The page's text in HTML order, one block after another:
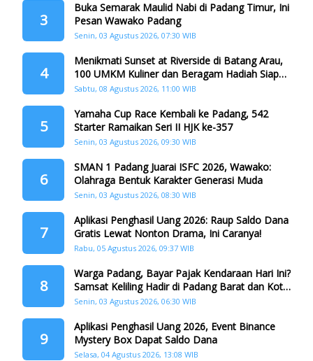
3
Buka Semarak Maulid Nabi di Padang Timur, Ini
Pesan Wawako Padang
Senin, 03 Agustus 2026, 07:30 WIB
4
Menikmati Sunset at Riverside di Batang Arau,
100 UMKM Kuliner dan Beragam Hadiah Siap
Memanjakan Warga di Momen HJK Padang
Sabtu, 08 Agustus 2026, 11:00 WIB
5
Yamaha Cup Race Kembali ke Padang, 542
Starter Ramaikan Seri II HJK ke-357
Senin, 03 Agustus 2026, 09:30 WIB
6
SMAN 1 Padang Juarai ISFC 2026, Wawako:
Olahraga Bentuk Karakter Generasi Muda
Senin, 03 Agustus 2026, 08:30 WIB
7
Aplikasi Penghasil Uang 2026: Raup Saldo Dana
Gratis Lewat Nonton Drama, Ini Caranya!
Rabu, 05 Agustus 2026, 09:37 WIB
8
Warga Padang, Bayar Pajak Kendaraan Hari Ini?
Samsat Keliling Hadir di Padang Barat dan Koto
Tangah
Senin, 03 Agustus 2026, 06:30 WIB
9
Aplikasi Penghasil Uang 2026, Event Binance
Mystery Box Dapat Saldo Dana
Selasa, 04 Agustus 2026, 13:08 WIB